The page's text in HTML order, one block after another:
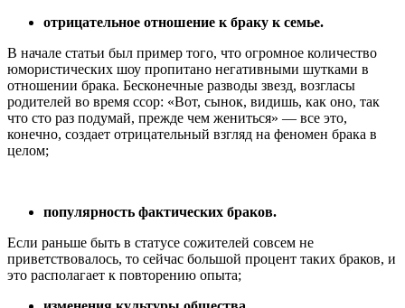
отрицательное отношение к браку к семье.
В начале статьи был пример того, что огромное количество
юмористических шоу пропитано негативными шутками в
отношении брака. Бесконечные разводы звезд, возгласы
родителей во время ссор: «Вот, сынок, видишь, как оно, так
что сто раз подумай, прежде чем жениться» — все это,
конечно, создает отрицательный взгляд на феномен брака в
целом;
популярность фактических браков.
Если раньше быть в статусе сожителей совсем не
приветствовалось, то сейчас большой процент таких браков, и
это располагает к повторению опыта;